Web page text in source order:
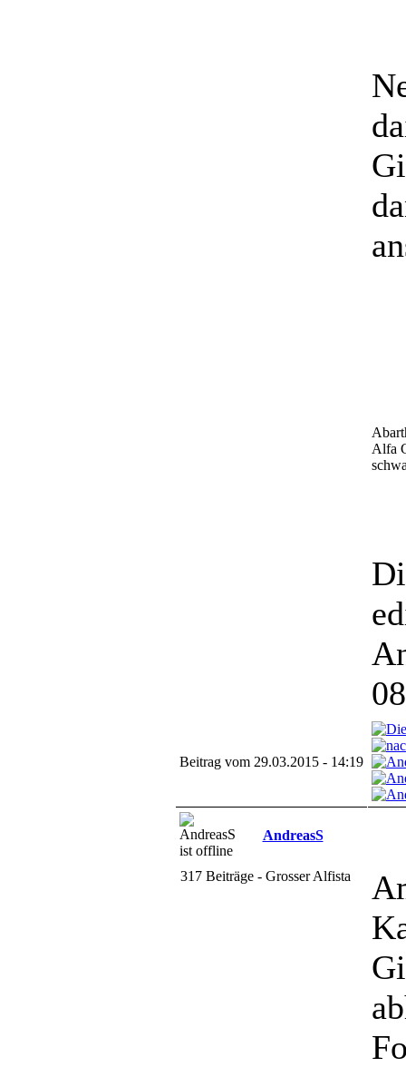
Alfa
Beitrag vom 29.03.2015 - 14:19
AndreasS
317 Beiträge - Grosser Alfista